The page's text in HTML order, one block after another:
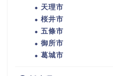
天理市
桜井市
五條市
御所市
葛城市